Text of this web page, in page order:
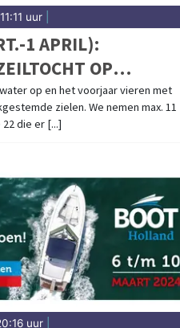
uur
1 APRIL):
OP
KLIPPER DE "
op en het voorjaar vieren met
zielen. We nemen max. 11
die er [...]
uur